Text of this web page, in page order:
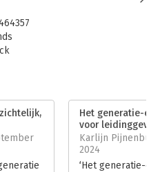
van de oudere
je de inzichten en handvatten
management
Het generatie-
voor
Karlijn
2024
‘Het generatie-